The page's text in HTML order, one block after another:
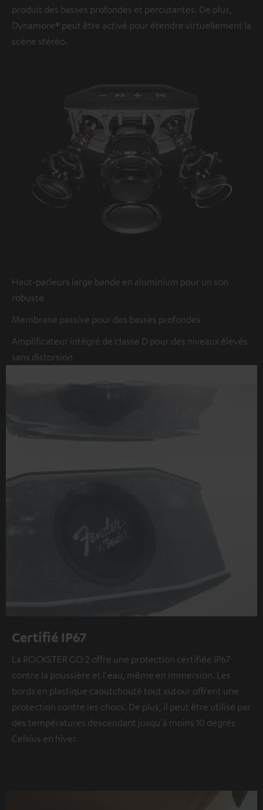
produit des basses profondes et percutantes. De plus,
Dynamore® peut être activé pour étendre virtuellement la
scène stéréo.
Haut-parleurs large bande en aluminium pour un son
robuste
Membrane passive pour des basses profondes
Amplificateur intégré de classe D pour des niveaux élevés
sans distorsion
Certifié IP67
La ROCKSTER GO 2 offre une protection certifiée IP67
contre la poussière et l'eau, même en immersion. Les
bords en plastique caoutchouté tout autour offrent une
protection contre les chocs. De plus, il peut être utilisé par
des températures descendant jusqu'à moins 10 degrés
Celsius en hiver.